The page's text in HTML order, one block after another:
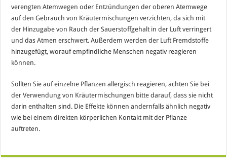
verengten Atemwegen oder Entzündungen der oberen Atemwege
auf den Gebrauch von Kräutermischungen verzichten, da sich mit
der Hinzugabe von Rauch der Sauerstoffgehalt in der Luft verringert
und das Atmen erschwert. Außerdem werden der Luft Fremdstoffe
hinzugefügt, worauf empfindliche Menschen negativ reagieren
können.
Sollten Sie auf einzelne Pflanzen allergisch reagieren, achten Sie bei
der Verwendung von Kräutermischungen bitte darauf, dass sie nicht
darin enthalten sind. Die Effekte können andernfalls ähnlich negativ
wie bei einem direkten körperlichen Kontakt mit der Pflanze
auftreten.